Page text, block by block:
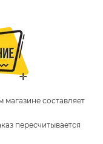
составляет
пересчитывается